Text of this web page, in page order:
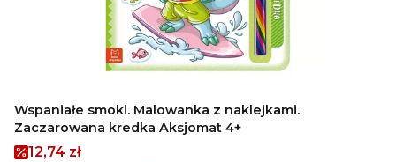
Wspaniałe smoki. Malowanka z naklejkami.
Zaczarowana kredka Aksjomat 4+
Cena promocyjna
12,74 zł